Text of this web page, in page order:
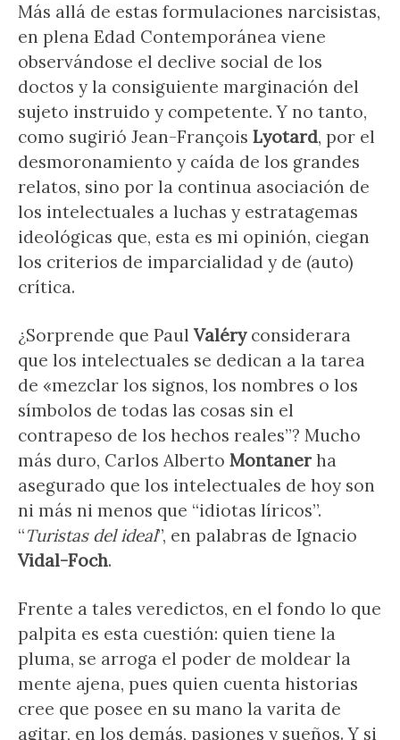
Más allá de estas formulaciones narcisistas,
en plena Edad Contemporánea viene
observándose el declive social de los
doctos y la consiguiente marginación del
sujeto instruido y competente. Y no tanto,
como sugirió Jean-François Lyotard, por el
desmoronamiento y caída de los grandes
relatos, sino por la continua asociación de
los intelectuales a luchas y estratagemas
ideológicas que, esta es mi opinión, ciegan
los criterios de imparcialidad y de (auto)
crítica.
¿Sorprende que Paul Valéryconsiderara
que los intelectuales se dedican a la tarea
de «mezclar los signos, los nombres o los
símbolos de todas las cosas sin el
contrapeso de los hechos reales”? Mucho
más duro, Carlos Alberto Montanerha
asegurado que los intelectuales de hoy son
ni más ni menos que “idiotas líricos”.
“Turistas del ideal”, en palabras de Ignacio
Vidal-Foch.
Frente a tales veredictos, en el fondo lo que
palpita es esta cuestión: quien tiene la
pluma, se arroga el poder de moldear la
mente ajena, pues quien cuenta historias
cree que posee en su mano la varita de
agitar, en los demás, pasiones y sueños. Y si